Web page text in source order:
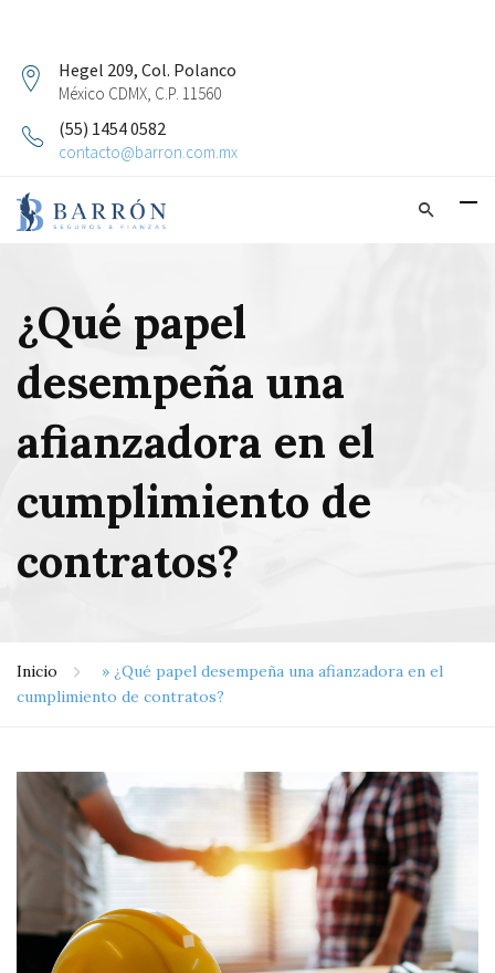
Hegel 209, Col. Polanco
México CDMX, C.P. 11560
(55) 1454 0582
contacto@barron.com.mx
¿Qué papel
desempeña una
afianzadora en el
cumplimiento de
contratos?
Inicio » ¿Qué papel desempeña una afianzadora en el
cumplimiento de contratos?